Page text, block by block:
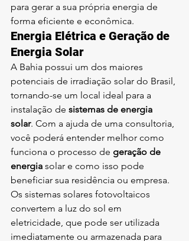
para gerar a sua própria energia de
forma eficiente e econômica.
Energia Elétrica e Geração de
Energia Solar
A Bahia possui um dos maiores
potenciais de irradiação solar do Brasil,
tornando-se um local ideal para a
instalação de sistemas de energia
solar. Com a ajuda de uma consultoria,
você poderá entender melhor como
funciona o processo de geração de
energia solar e como isso pode
beneficiar sua residência ou empresa.
Os sistemas solares fotovoltaicos
convertem a luz do sol em
eletricidade, que pode ser utilizada
imediatamente ou armazenada para